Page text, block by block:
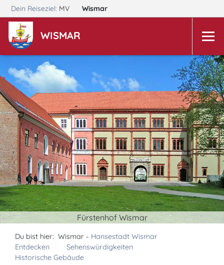
Dein Reiseziel: MV Wismar
WISMAR
Fürstenhof Wismar
Du bist hier: Wismar - Hansestadt Wismar
Entdecken
Sehenswürdigkeiten
Historische Gebäude